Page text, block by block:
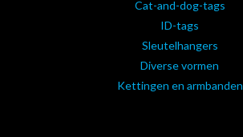
Cat-and-dog-tags
ID-tags
Sleutelhangers
Diverse vormen
Kettingen en armbanden